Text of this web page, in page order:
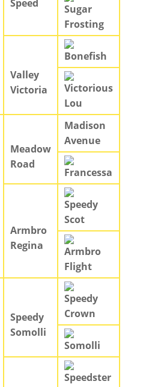
Speed
Sugar
Frosting
Valley
Victoria
Bonefish
Victorious
Lou
Meadow
Road
Madison
Avenue
Francessa
Armbro
Regina
Speedy
Scot
Armbro
Flight
Speedy
Somolli
Speedy
Crown
Somolli
Speedster